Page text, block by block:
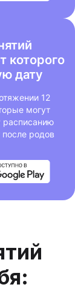
которого
дату
12
могут
расписанию
родов